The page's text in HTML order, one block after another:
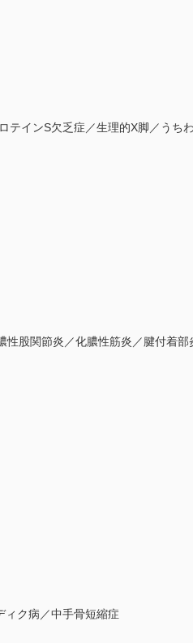
インS欠乏症／生理的X脚／うち
股関節炎／化膿性筋炎／腱付着
ィク病／中手骨短縮症